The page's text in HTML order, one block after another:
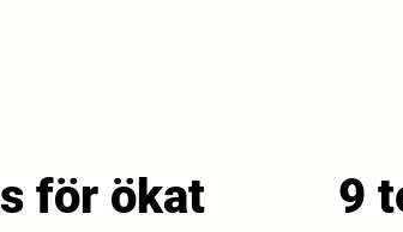
för ökat
9